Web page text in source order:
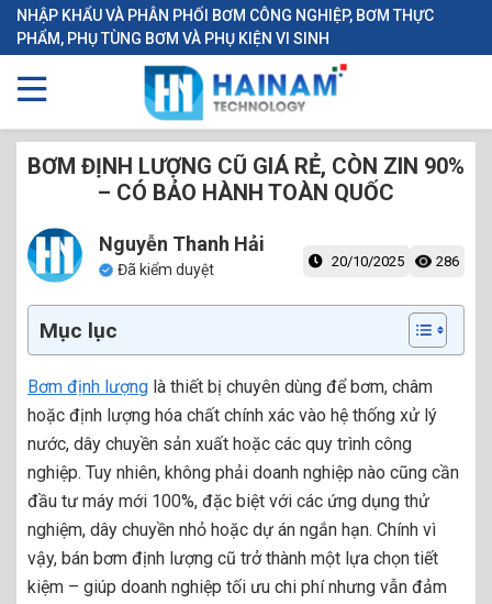
NHẬP KHẨU VÀ PHÂN PHỐI BƠM CÔNG NGHIỆP, BƠM THỰC
PHẨM, PHỤ TÙNG BƠM VÀ PHỤ KIỆN VI SINH
BƠM ĐỊNH LƯỢNG CŨ GIÁ RẺ, CÒN ZIN 90%
– CÓ BẢO HÀNH TOÀN QUỐC
Nguyễn Thanh Hải
Đã kiểm duyệt 20/10/2025 286
Mục lục
Bơm định lượng là thiết bị chuyên dùng để bơm, châm
hoặc định lượng hóa chất chính xác vào hệ thống xử lý
nước, dây chuyền sản xuất hoặc các quy trình công
nghiệp. Tuy nhiên, không phải doanh nghiệp nào cũng cần
đầu tư máy mới 100%, đặc biệt với các ứng dụng thử
nghiệm, dây chuyền nhỏ hoặc dự án ngắn hạn. Chính vì
vậy, bán bơm định lượng cũ trở thành một lựa chọn tiết
kiệm – giúp doanh nghiệp tối ưu chi phí nhưng vẫn đảm